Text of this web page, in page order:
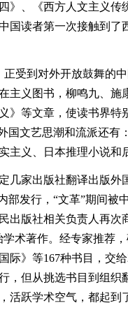
》、《西方人文主义传
国读者第一次接触到了
受到对外开放鼓舞的
主义图书，柳鸣九、施
》等文章，使读书界特
文艺思潮和流派还有
主义、日本推理小说和
几家出版社翻译出版外
发行，“文革”期间被
出版社相关负责人再次
术著作。经专家推荐
际》等167种书目，交
，但从挑选书目到组织
活跃学术空气，都起到